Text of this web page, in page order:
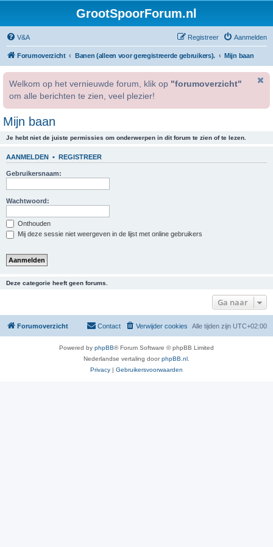
GrootSpoorForum.nl
V&A Aanmelden
Registreer
Forumoverzicht Banen (alleen voor geregistreerde gebruikers). Mijn baan
Welkom op het vernieuwde forum, klik op "forumoverzicht"
om alle berichten te zien, veel plezier!
Mijn baan
Je hebt niet de juiste permissies om onderwerpen in dit forum te zien of te lezen.
AANMELDEN • REGISTREER
Gebruikersnaam:
Wachtwoord:
Onthouden
Mij deze sessie niet weergeven in de lijst met online gebruikers
Deze categorie heeft geen forums.
Ga naar
Forumoverzicht Alle tijden zijn UTC+02:00
Verwijder cookies
Contact
Powered by phpBB® Forum Software © phpBB Limited
Nederlandse vertaling doorphpBB.nl
Privacy | Gebruikersvoorwaarden